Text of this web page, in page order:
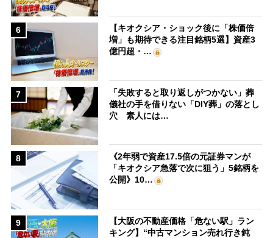
6
【キオクシア・ショック後に「株価倍
増」も期待できる注目銘柄5選】資産3
億円超・…
7
「失敗すると取り返しがつかない」葬
儀社の手を借りない「DIY葬」の落とし
穴 素人には…
8
《2年弱で資産17.5倍の元証券マンが
「キオクシア急落で次に狙う」5銘柄を
公開》10…
9
【大阪の不動産価格「危ない駅」ラン
キング】“中古マンション売れ行き鈍